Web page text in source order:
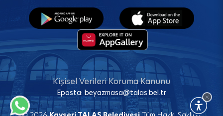
Kişisel Verileri Koruma Kanunu
Eposta: beyazmasa@talas.bel.tr